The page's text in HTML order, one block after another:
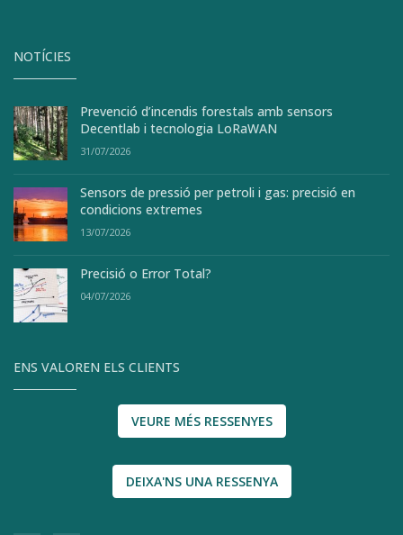
NOTÍCIES
Prevenció d’incendis forestals amb sensors
Decentlab i tecnologia LoRaWAN
31/07/2026
Sensors de pressió per petroli i gas: precisió en
condicions extremes
13/07/2026
Precisió o Error Total?
04/07/2026
ENS VALOREN ELS CLIENTS
VEURE MÉS RESSENYES
DEIXA'NS UNA RESSENYA